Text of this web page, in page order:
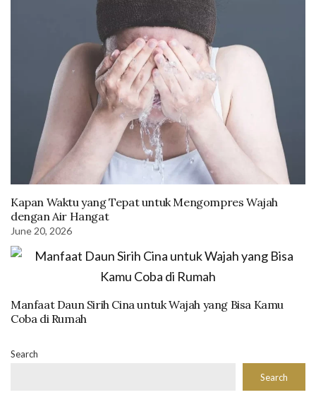
Kapan Waktu yang Tepat untuk Mengompres Wajah
dengan Air Hangat
June 20, 2026
Manfaat Daun Sirih Cina untuk Wajah yang Bisa Kamu
Coba di Rumah
Search
Search